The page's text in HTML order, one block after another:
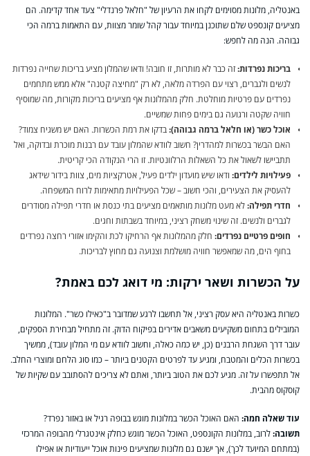
באנטליה, מלונות מסוימים לקחו את הרעיון של "חלאל פרנדלי" צעד אחד קדימה. הם
מציעים קונספט שלם שתוכנן במיוחד עבור קהל שומר מצוות, עם התאמות ברמה הכי
גבוהה. הנה מה לחפש:
בריכות נפרדות:זה כבר לא מותרות, זו חובה! ודאו שהמלון מציע בריכות שחייה נפרדות
לנשים ולגברים, רצוי עם הפרדה מלאה, לא רק "מחיצה קטנה" אלא ממש מתחמים
נפרדים עם פרטיות מוחלטת. חלק מהמלונות אף מציעים בריכות מקורות, מה שמוסיף
חוויה שקטה ורגועה גם בימים פחות שמשיים.
אוכל כשר (או חלאל ברמה גבוהה):בדקו את רמת הכשרות. האם יש משגיח צמוד?
האם הבשר בכשרות למהדרין? חשוב לוודא שהמלון עובד עם רבנות מוכרת ובדוקה, ואל
תתביישו לשאול את כל השאלות הרלוונטיות. זו הרי הנקודה הכי קריטית.
פעילויות לילדים: ודאו שיש מועדון ילדים פעיל, אטרקציות מים, צוות בידור שידאג
להעסיק את הצעירים, והכי חשוב – שכל הפעילויות מתאימות לרוח המשפחה.
חדרי תפילה:לא מעט מלונות מותאמים מציעים בתי כנסת או חדרי תפילה מסודרים
לגברים ולנשים. זה שינוי משחק רציני, במיוחד בשבתות וחגים.
חופים פרטיים נפרדים: חלק מהמלונות אף הרחיקו לכת והקימו אזורי רחצה נפרדים
בחוף הים, מה שמאפשר חוויה מושלמת וצנועה גם מחוץ לבריכות.
על הכשרות ושאר ירקות: מי דואג לכם באמת?
כשרות באנטליה היא עסק רציני, אל תחשבו לרגע שמדובר ב"כאילו כשר". המלונות
המובילים בתחום משקיעים משאבים אדירים בפיקוח הדוק. זה מתחיל מבחירת הספקים,
עובר דרך השגחת הרבנים (כן, יש כמה כאלה, וחשוב לוודא עם מי המלון עובד), ממשיך
בכשרות הכלים והמטבח, ומגיע עד לפרטים הקטנים ביותר – כמו סוג הלחם ומוצרי החלב.
אל תתפשרו על זה. מגיע לכם את הטוב ביותר, ואתם לא צריכים להסתובב עם שקיות של
קוסקוס מהבית.
עוד שאלה חמה: האם האוכל הכשר במלונות מוגש בבופה רגיל או באזור נפרד?
תשובה:לרוב, במלונות הקונספט, האוכל הכשר מוגש כחלק אינטגרלי מהבופה המרכזי
(במתחם המיועד לכך), אך ישנם גם מלונות שמציעים פינות אוכל ייעודיות או אפילו